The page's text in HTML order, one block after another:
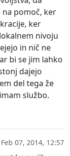
pomoč, ker
ker
nivoju
in nič ne
bi se jim lahko
dajejo
del tega že
službo.
Feb 07, 2014, 12:57